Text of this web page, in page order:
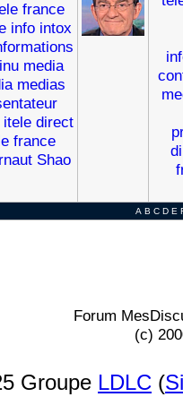
france
info intox
media
medias
itele direct
france
Shao
A B C D E
Forum
(c)
Groupe LDLC (